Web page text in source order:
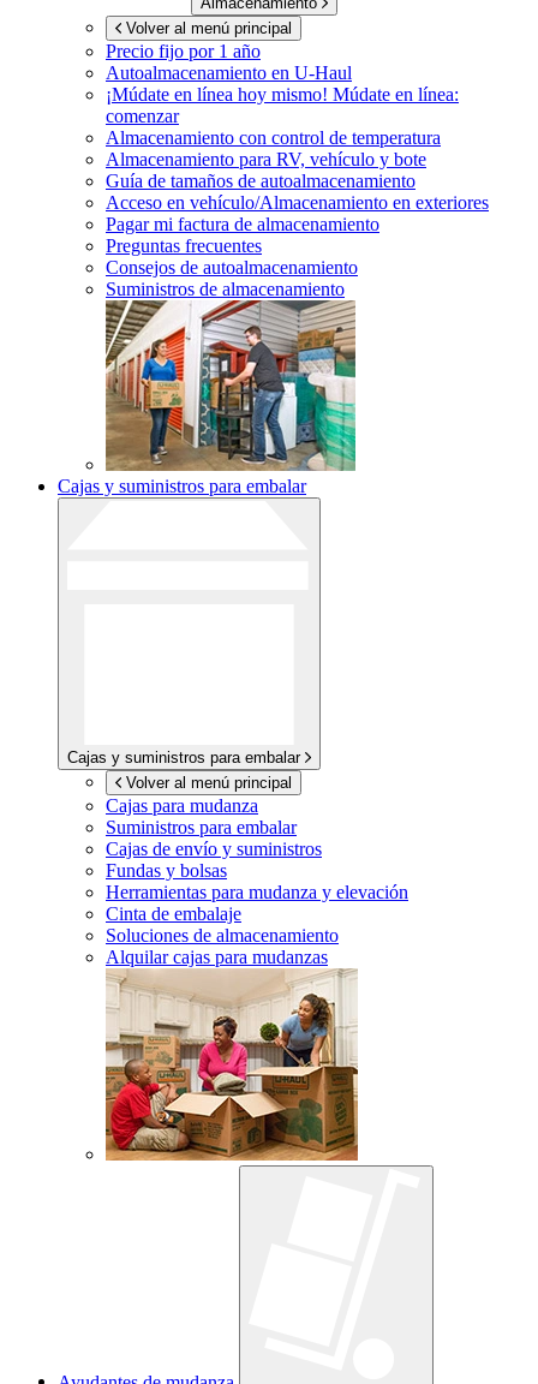
Volver al menú principal
Precio fijo por 1 año
Autoalmacenamiento en U-Haul
¡Múdate en línea hoy mismo! Múdate en línea:
comenzar
Almacenamiento con control de temperatura
Almacenamiento para RV, vehículo y bote
Guía de tamaños de autoalmacenamiento
Acceso en vehículo/Almacenamiento en exteriores
Pagar mi factura de almacenamiento
Preguntas frecuentes
Consejos de autoalmacenamiento
Suministros de almacenamiento
Cajas y suministros para embalar
Cajas y suministros para embalar
Volver al menú principal
Cajas para mudanza
Suministros para embalar
Cajas de envío y suministros
Fundas y bolsas
Herramientas para mudanza y elevación
Cinta de embalaje
Soluciones de almacenamiento
Alquilar cajas para mudanzas